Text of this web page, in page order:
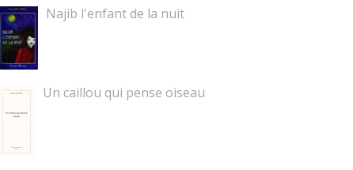
Najib l'enfant de la nuit
Un caillou qui pense oiseau